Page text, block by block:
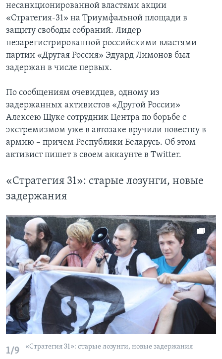
НЬЮ-ЙОРК NEW YORK
АМЕРИКА. БОЛЬШОЕ ПУТЕШЕСТВИЕ
ТЕСТЫ
ВИДЕО
ПОДПИСКА НА НОВОСТИ
Learning English
Языки
несанкционированной властями акции
«Стратегия-31» на Триумфальной площади в
защиту свободы собраний. Лидер
незарегистрированной российскими властями
партии «Другая Россия» Эдуард Лимонов был
задержан в числе первых.
По сообщениям очевидцев, одному из
задержанных активистов «Другой России»
Алексею Щуке сотрудник Центра по борьбе с
экстремизмом уже в автозаке вручили повестку в
армию – причем Республики Беларусь. Об этом
активист пишет в своем аккаунте в Twitter.
«Стратегия 31»: старые лозунги, новые
задержания
1/9 «Стратегия 31»: старые лозунги, новые задержания